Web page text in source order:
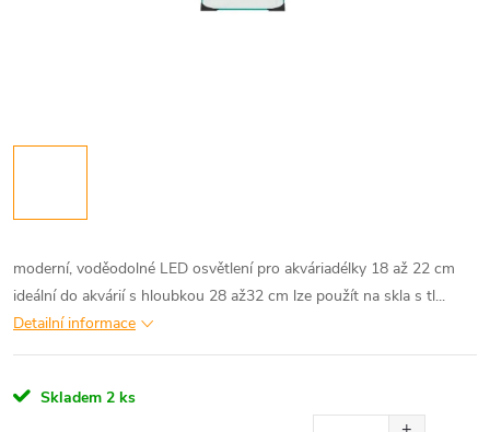
moderní, voděodolné LED osvětlení pro akváriadélky 18 až 22 cm
ideální do akvárií s hloubkou 28 až32 cm lze použít na skla s tl...
Detailní informace
Skladem 2 ks